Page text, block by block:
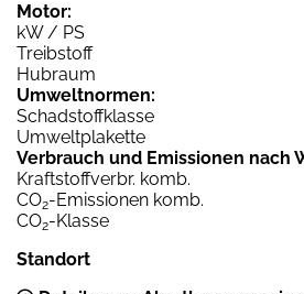
Motor:
kW / PS
Treibstoff
Hubraum
Umweltnormen:
Schadstoffklasse
Umweltplakette
Verbrauch und Emissionen nach
Kraftstoffverbr. komb.
CO2-Emissionen komb.
CO2-Klasse
Standort